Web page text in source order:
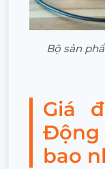
Bộ sản
Giá
Động
bao